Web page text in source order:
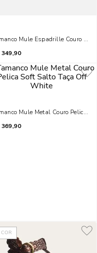
Taça PretoMule Espadrille Couro
349,90
Fino Bege Areia
Mule Metal Couro Pelica
369,90
COR